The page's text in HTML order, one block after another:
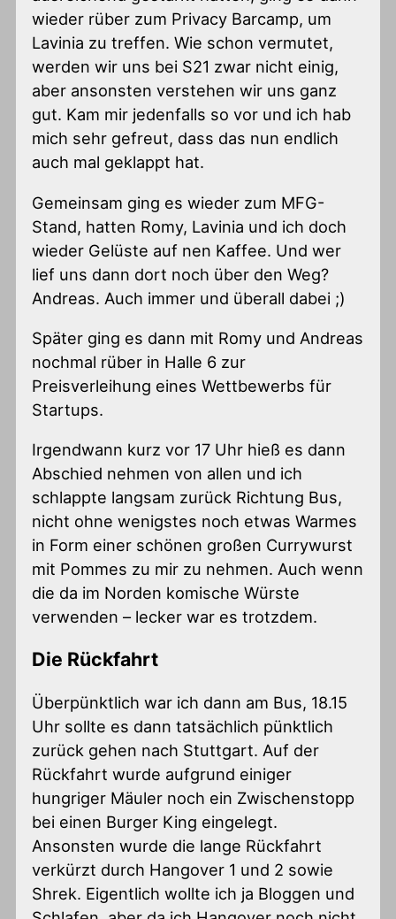
wieder rüber zum Privacy Barcamp, um
Lavinia zu treffen. Wie schon vermutet,
werden wir uns bei S21 zwar nicht einig,
aber ansonsten verstehen wir uns ganz
gut. Kam mir jedenfalls so vor und ich hab
mich sehr gefreut, dass das nun endlich
auch mal geklappt hat.
Gemeinsam ging es wieder zum MFG-
Stand, hatten Romy, Lavinia und ich doch
wieder Gelüste auf nen Kaffee. Und wer
lief uns dann dort noch über den Weg?
Andreas. Auch immer und überall dabei ;)
Später ging es dann mit Romy und Andreas
nochmal rüber in Halle 6 zur
Preisverleihung eines Wettbewerbs für
Startups.
Irgendwann kurz vor 17 Uhr hieß es dann
Abschied nehmen von allen und ich
schlappte langsam zurück Richtung Bus,
nicht ohne wenigstes noch etwas Warmes
in Form einer schönen großen Currywurst
mit Pommes zu mir zu nehmen. Auch wenn
die da im Norden komische Würste
verwenden – lecker war es trotzdem.
Die Rückfahrt
Überpünktlich war ich dann am Bus, 18.15
Uhr sollte es dann tatsächlich pünktlich
zurück gehen nach Stuttgart. Auf der
Rückfahrt wurde aufgrund einiger
hungriger Mäuler noch ein Zwischenstopp
bei einen Burger King eingelegt.
Ansonsten wurde die lange Rückfahrt
verkürzt durch Hangover 1 und 2 sowie
Shrek. Eigentlich wollte ich ja Bloggen und